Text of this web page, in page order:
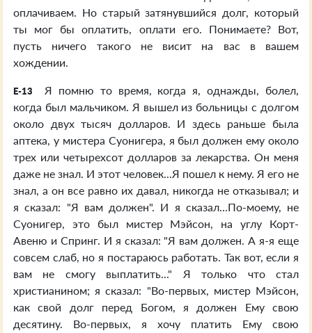
оплачиваем. Но старый затянувшийся долг, который
ты мог бы оплатить, оплати его. Понимаете? Вот,
пусть ничего такого не висит на вас в вашем
хождении.
E-13
Я помню то время, когда я, однажды, болел,
когда был мальчиком. Я вышел из больницы с долгом
около двух тысяч долларов. И здесь раньше была
аптека, у мистера Суонигера, я был должен ему около
трех или четырехсот долларов за лекарства. Он меня
даже не знал. И этот человек...Я пошел к нему. Я его не
знал, а он все равно их давал, никогда не отказывал; и
я сказал: "Я вам должен". И я сказал...По-моему, не
Суонигер, это был мистер Мэйсон, на углу Корт-
Авеню и Спринг. И я сказал: "Я вам должен. А я-я еще
совсем слаб, но я постараюсь работать. Так вот, если я
вам не смогу выплатить..." Я только что стал
христианином; я сказал: "Во-первых, мистер Мэйсон,
как свой долг перед Богом, я должен Ему свою
десятину. Во-первых, я хочу платить Ему свою